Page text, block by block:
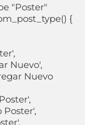
"Poster"
{